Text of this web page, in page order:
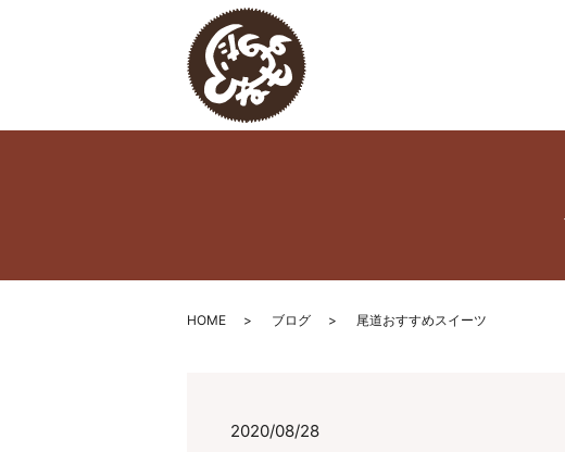
HOME ブログ 尾道おすすめスイーツ
2020/08/28